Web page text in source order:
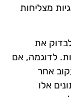
מצליחות
את
לדוגמה, אם
אחר
אלו